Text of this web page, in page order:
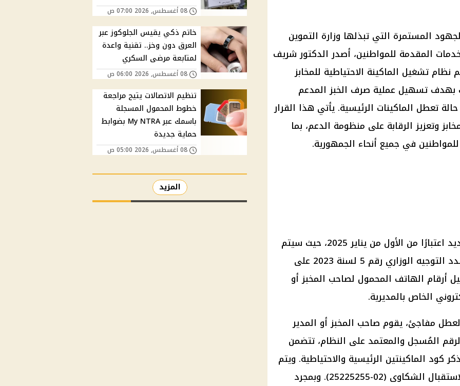
المستمرة التي تبذلها وزارة التموين
المقدمة للمواطنين، أصدر الدكتور شريف
نظام تشغيل الماكينة الاحتياطية للمخابز
بهدف تسهيل عملية صرف الخبز المدعم
تعطل الماكينات الرئيسية. يأتي هذا القرار
وتعزيز الرقابة على منظومة الدعم، بما
في جميع أنحاء الجمهورية.
من المقرر أن يبدأ تنفيذ القرار الجديد اعتبارًا من الأول من يناير 2025، حيث سيتم
تطبيقه في جميع المحافظات. ويشدد التوجيه الوزاري رقم 5 لسنة 2023 على
أرقام الهاتف المحمول لصاحب المخبز أو
الخاص بالمديرية.
مفاجئ، يقوم صاحب المخبز أو المدير
المُسجل والمعتمد على النظام، تتضمن
كود الماكينتين الرئيسية والاحتياطية. ويتم
إرسال البلاغ إلى الرقم المخصص لاستقبال الشكاوى (02-25225255). وبمجرد
08 أغسطس, 2026 07:00 ص
خاتم ذكي يقيس الجلوكوز عبر
العرق دون وخز.. تقنية واعدة
لمتابعة مرضى السكري
08 أغسطس, 2026 06:00 ص
تنظيم الاتصالات يتيح مراجعة
خطوط المحمول المسجلة
باسمك عبر My NTRA بضوابط
حماية جديدة
08 أغسطس, 2026 05:00 ص
المزيد